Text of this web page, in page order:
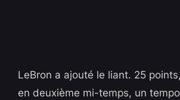
LeBron a ajouté le liant. 25
en deuxième mi-temps, un